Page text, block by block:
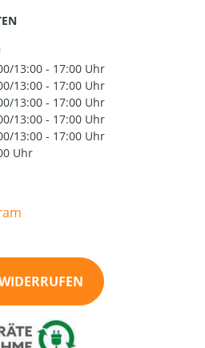
13:00 - 17:00 Uhr
13:00 - 17:00 Uhr
13:00 - 17:00 Uhr
13:00 - 17:00 Uhr
13:00 - 17:00 Uhr
Uhr